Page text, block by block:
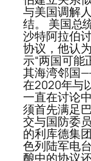
与美国调解
结。 美国总
沙特阿拉伯
协议，他认
示“两国可能
其海湾邻国
在2020年与
一直在讨论
须首先满足
交与国防委
的利库德集
色列陆军电